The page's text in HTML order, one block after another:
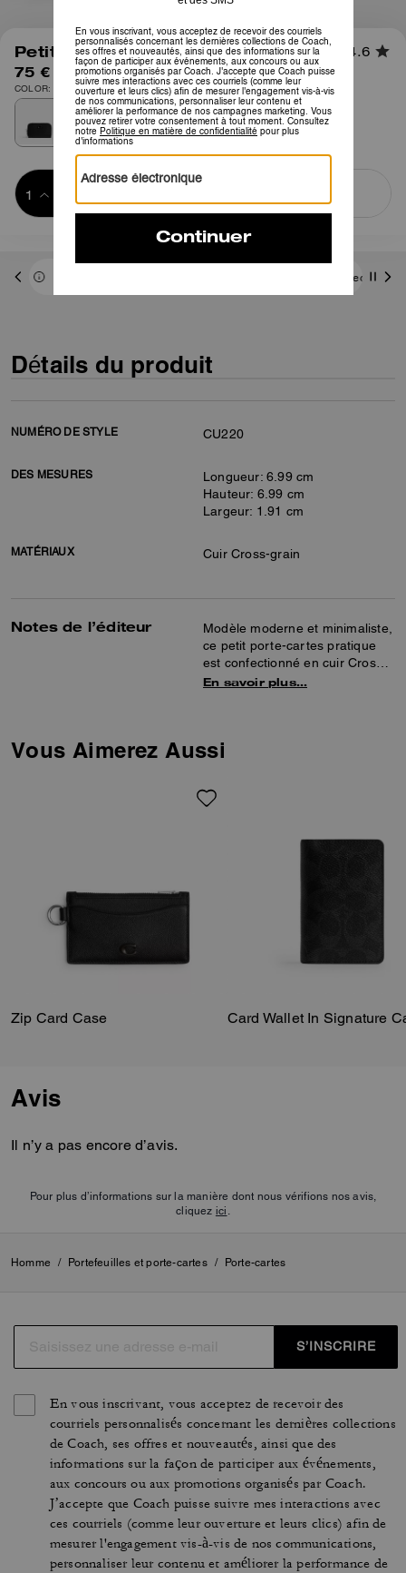
1/3
Petit Porte-cartes Zippé 4.6
75 €
COLOR: Noir
panier
Détails du produit
NUMÉRO DE STYLE CU220
DES MESURES
Longueur: 6.99 cm
Hauteur: 6.99 cm
Largeur: 1.91 cm
MATÉRIAUX Cuir Cross-grain
Notes de l’éditeur
Modèle moderne et minimaliste,
ce petit porte-cartes pratique
est confectionné en cuir Cross-
grain résistant aux éraflures.
pour cartes et deux poches
des écouteurs sans fils ou de
En savoir plus…
Vous Aimerez Aussi
Zip Card Case Card Wallet In Signature
Avis
Il n’y a pas encore d’avis.
Pour plus d’informations sur la manière dont nous vérifions nos avis,
cliquez ici
Homme / Portefeuilles et porte-cartes / Porte-cartes
S’INSCRIRE
En vous inscrivant, vous acceptez de recevoir des
courriels personnalisés concernant les dernières collections
de Coach, ses offres et nouveautés, ainsi que des
informations sur la façon de participer aux événements,
aux concours ou aux promotions organisés par Coach.
J’accepte que Coach puisse suivre mes interactions avec
ces courriels (comme leur ouverture et leurs clics) afin de
mesurer l'engagement vis-à-vis de nos communications,
personnaliser leur contenu et améliorer la performance de